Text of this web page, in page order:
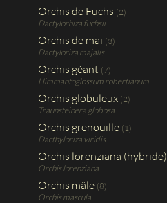
Orchis de Fuchs (2)
Dactylorhiza fuchsii
Orchis de mai (3)
Dactyloriza majalis
Orchis géant (7)
Himmantoglossum robertianum
Orchis globuleux (2)
Traunsteinera globosa
Orchis grenouille (1)
Dacthyloriza viridis
Orchis lorenziana (hybride)
Orchis lorenziana
Orchis mâle (8)
Orchis mascula